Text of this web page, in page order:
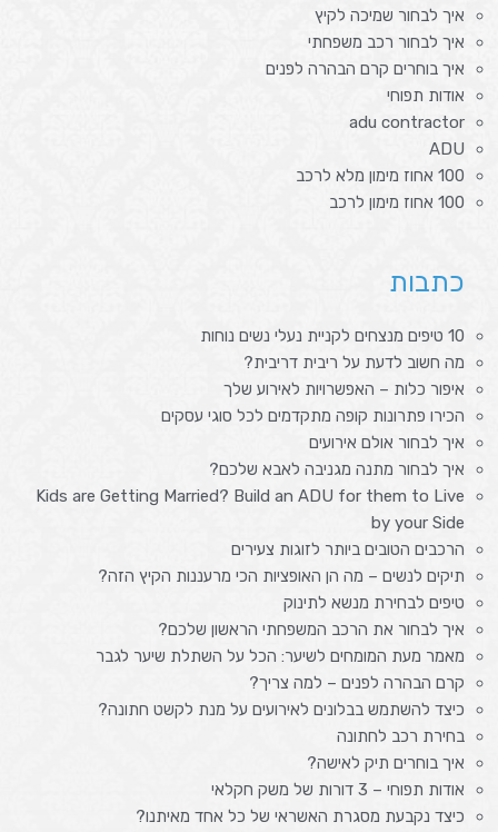
איך לבחור שמיכה לקיץ
איך לבחור רכב משפחתי
איך בוחרים קרם הבהרה לפנים
אודות תפוחי
adu contractor
ADU
100 אחוז מימון מלא לרכב
100 אחוז מימון לרכב
כתבות
10 טיפים מנצחים לקניית נעלי נשים נוחות
מה חשוב לדעת על ריבית דריבית?
איפור כלות – האפשרויות לאירוע שלך
הכירו פתרונות קופה מתקדמים לכל סוגי עסקים
איך לבחור אולם אירועים
איך לבחור מתנה מגניבה לאבא שלכם?
Kids are Getting Married? Build an ADU for them to Live
by your Side
הרכבים הטובים ביותר לזוגות צעירים
תיקים לנשים – מה הן האופציות הכי מרעננות הקיץ הזה?
טיפים לבחירת מנשא לתינוק
איך לבחור את הרכב המשפחתי הראשון שלכם?
מאמר מעת המומחים לשיער: הכל על השתלת שיער לגבר
קרם הבהרה לפנים – למה צריך?
כיצד להשתמש בבלונים לאירועים על מנת לקשט חתונה?
בחירת רכב לחתונה
איך בוחרים תיק לאישה?
אודות תפוחי – 3 דורות של משק חקלאי
כיצד נקבעת מסגרת האשראי של כל אחד מאיתנו?